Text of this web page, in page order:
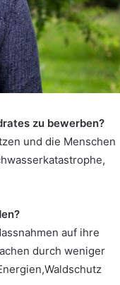
zu bewerben?
und die Menschen
auf ihre
durch weniger